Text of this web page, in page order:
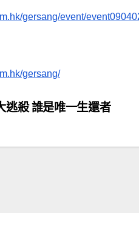
gersang/event/
gersang/
逃殺 誰是唯一生還者